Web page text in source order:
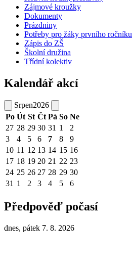
Zájmové kroužky
Dokumenty
Prázdniny
Potřeby pro žáky prvního ročníku
Zápis do ZŠ
Školní družina
Třídní kolektiv
Kalendář akcí
Srpen2026
Po Út St Čt Pá So Ne
27 28 29 30 31 1
2
3
4 5 6 7 8
9
10 11 12 13 14 15 16
17 18 19 20 21 22 23
24 25 26 27 28 29 30
31 1 2 3 4 5 6
Předpověď počasí
dnes, pátek 7. 8. 2026